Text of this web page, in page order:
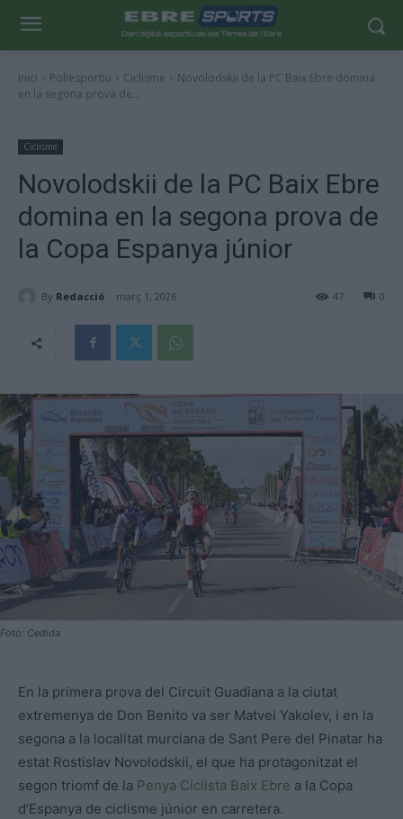
Inici Poliesportiu Ciclisme
Novolodskii de la PC Baix Ebre domina
en la segona prova de...
Ciclisme
Novolodskii de la PC Baix Ebre
domina en la segona prova de
la Copa Espanya júnior
By Redacció març 1, 2026 0
47
Foto: Cedida
En la primera prova del Circuit Guadiana a la ciutat
extremenya de Don Benito va ser Matvei Yakolev, i en la
segona a la localitat murciana de Sant Pere del Pinatar ha
estat Rostislav Novolodskii, el que ha protagonitzat el
segon triomf de la Penya Ciclista Baix Ebre a la Copa
d’Espanya de ciclisme júnior en carretera.